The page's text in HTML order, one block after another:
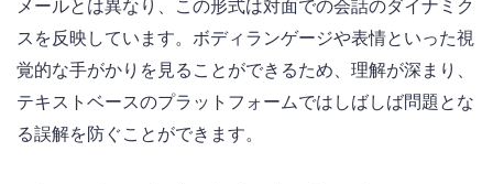
メールとは異なり、この形式は対面での会話のダイナミク
スを反映しています。ボディランゲージや表情といった視
覚的な手がかりを見ることができるため、理解が深まり、
テキストベースのプラットフォームではしばしば問題とな
る誤解を防ぐことができます。